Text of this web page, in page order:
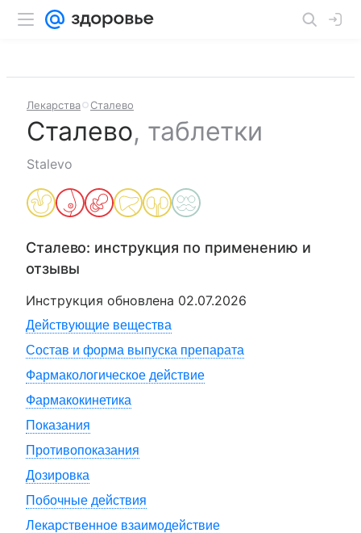
Лекарства Сталево
Сталево, таблетки
Stalevo
Сталево: инструкция по применению и
отзывы
Инструкция обновлена 02.07.2026
Действующие вещества
Состав и форма выпуска препарата
Фармакологическое действие
Фармакокинетика
Показания
Противопоказания
Дозировка
Побочные действия
Лекарственное взаимодействие